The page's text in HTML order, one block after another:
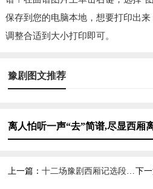
保存到您的电脑本地，想要打印出来
调整合适到大小打印即可。
豫剧图文推荐
离人怕听一声“去”简谱,尽显西厢
上一篇：十二场豫剧西厢记选段,演绎经典爱情故事 下一